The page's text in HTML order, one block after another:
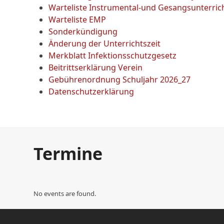
Warteliste Instrumental-und
Warteliste EMP
Sonderkündigung
Änderung der Unterrichtszeit
Merkblatt Infektionsschutzgesetz
Beitrittserklärung Verein
Gebührenordnung Schuljahr 2026_27
Datenschutzerklärung
Termine
No events are found.